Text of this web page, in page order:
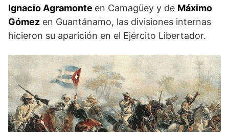
Ignacio Agramonte en Camagüey y de Máximo
Gómez en Guantánamo, las divisiones internas
hicieron su aparición en el Ejército Libertador.